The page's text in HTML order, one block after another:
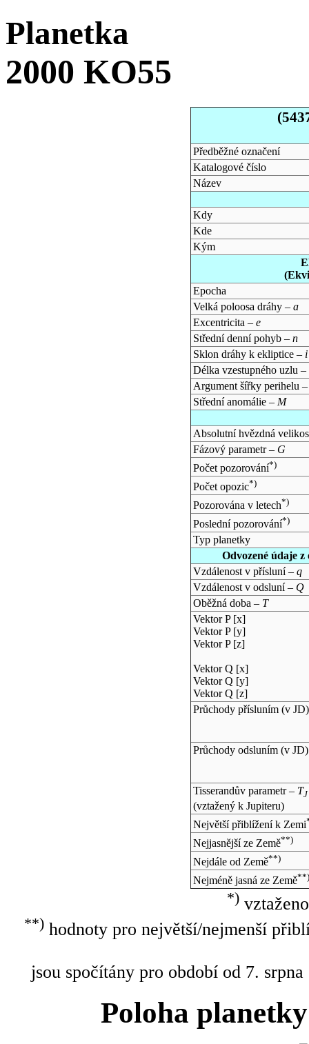
Planetka
2000 KO55
Předběžné označení
Katalogové číslo
Název
Kdy
Kde
Kým
Epocha
Velká poloosa dráhy – a
Excentricita – e
Střední denní pohyb – n
Sklon dráhy k ekliptice – i
Délka vzestupného uzlu –
Argument šířky perihelu
Střední anomálie – M
Absolutní hvězdná
Fázový parametr – G
Počet pozorování*)
Počet opozic*)
Pozorována v letech*)
Poslední pozorování*)
Typ planetky
Odvozené údaje
Vzdálenost v přísluní – q
Vzdálenost v odsluní – Q
Oběžná doba – T
Vektor P [x]
Vektor P [y]
Vektor P [z]
Vektor Q [x]
Vektor Q [y]
Vektor Q [z]
Průchody přísluním (v JD)
Průchody odsluním (v JD)
Tisserandův parametr – TJ
(vztažený k Jupiteru)
Největší přiblížení k Zemi
Nejjasnější ze Země**)
Nejdále od Země**)
Nejméně jasná ze Země**)
*)
**)hodnoty pro největší/nejmenší
jsou spočítány pro období od 7.
Poloha